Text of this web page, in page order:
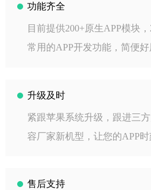
功能齐全
目前提供200+原生APP模块
常用的APP开发功能，简便好
升级及时
紧跟苹果系统升级，跟进三
容厂家新机型，让您的APP
售后支持